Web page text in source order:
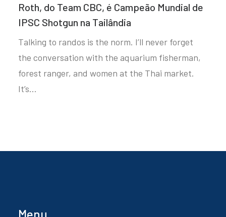
Roth, do Team CBC, é Campeão Mundial de
IPSC Shotgun na Tailândia
Talking to randos is the norm. I’ll never forget
the conversation with the aquarium fisherman,
forest ranger, and women at the Thai market.
It’s…